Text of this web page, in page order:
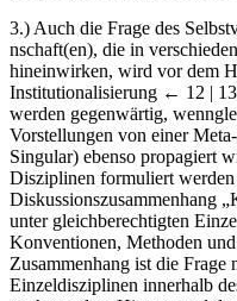
3.) Auch die Frage des
n­schaft(en), die in
hineinwirken, wird vor dem
Institutionalisierung ← 12 |
werden gegenwärtig,
Vorstellungen von einer
Singular) ebenso propagiert
Disziplinen formuliert
Diskussionszusammenhang
unter gleichberechtigten
Konventionen, Methoden
Zusammenhang ist die Frage
Einzeldisziplinen innerhalb